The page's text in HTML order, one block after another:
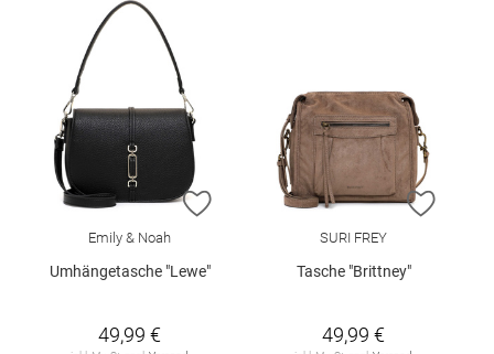
ZUR WUNSCHLISTE HINZUFÜGEN
Emily & Noah
Umhängetasche "Lewe"
49,99 €
ZUR
SURI FREY
Tasche "Brittney"
49,99 €